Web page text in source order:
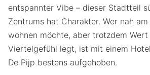
entspannter Vibe – dieser Stadtteil
Zentrums hat Charakter. Wer nah am
wohnen möchte, aber trotzdem
Viertelgefühl legt, ist mit einem
De Pijp bestens aufgehoben.